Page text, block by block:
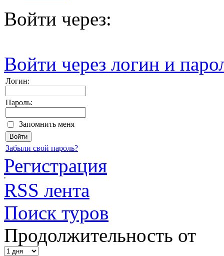
Войти через:
Войти через логин и
Логин:
Пароль:
Запомнить меня
Забыли свой пароль?
Регистрация
RSS лента
Поиск туров
Продолжительность от